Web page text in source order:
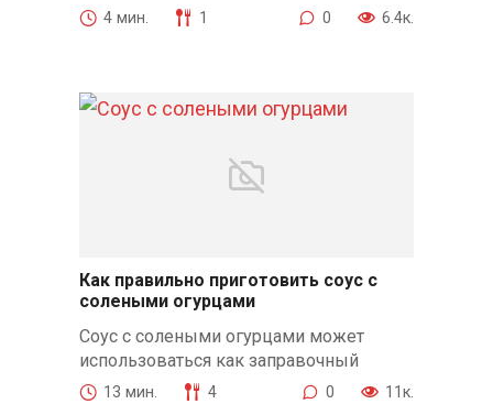
4 мин. 1 0 6.4к.
Как правильно приготовить соус с
солеными огурцами
Соус с солеными огурцами может
использоваться как заправочный
13 мин. 4 0 11к.